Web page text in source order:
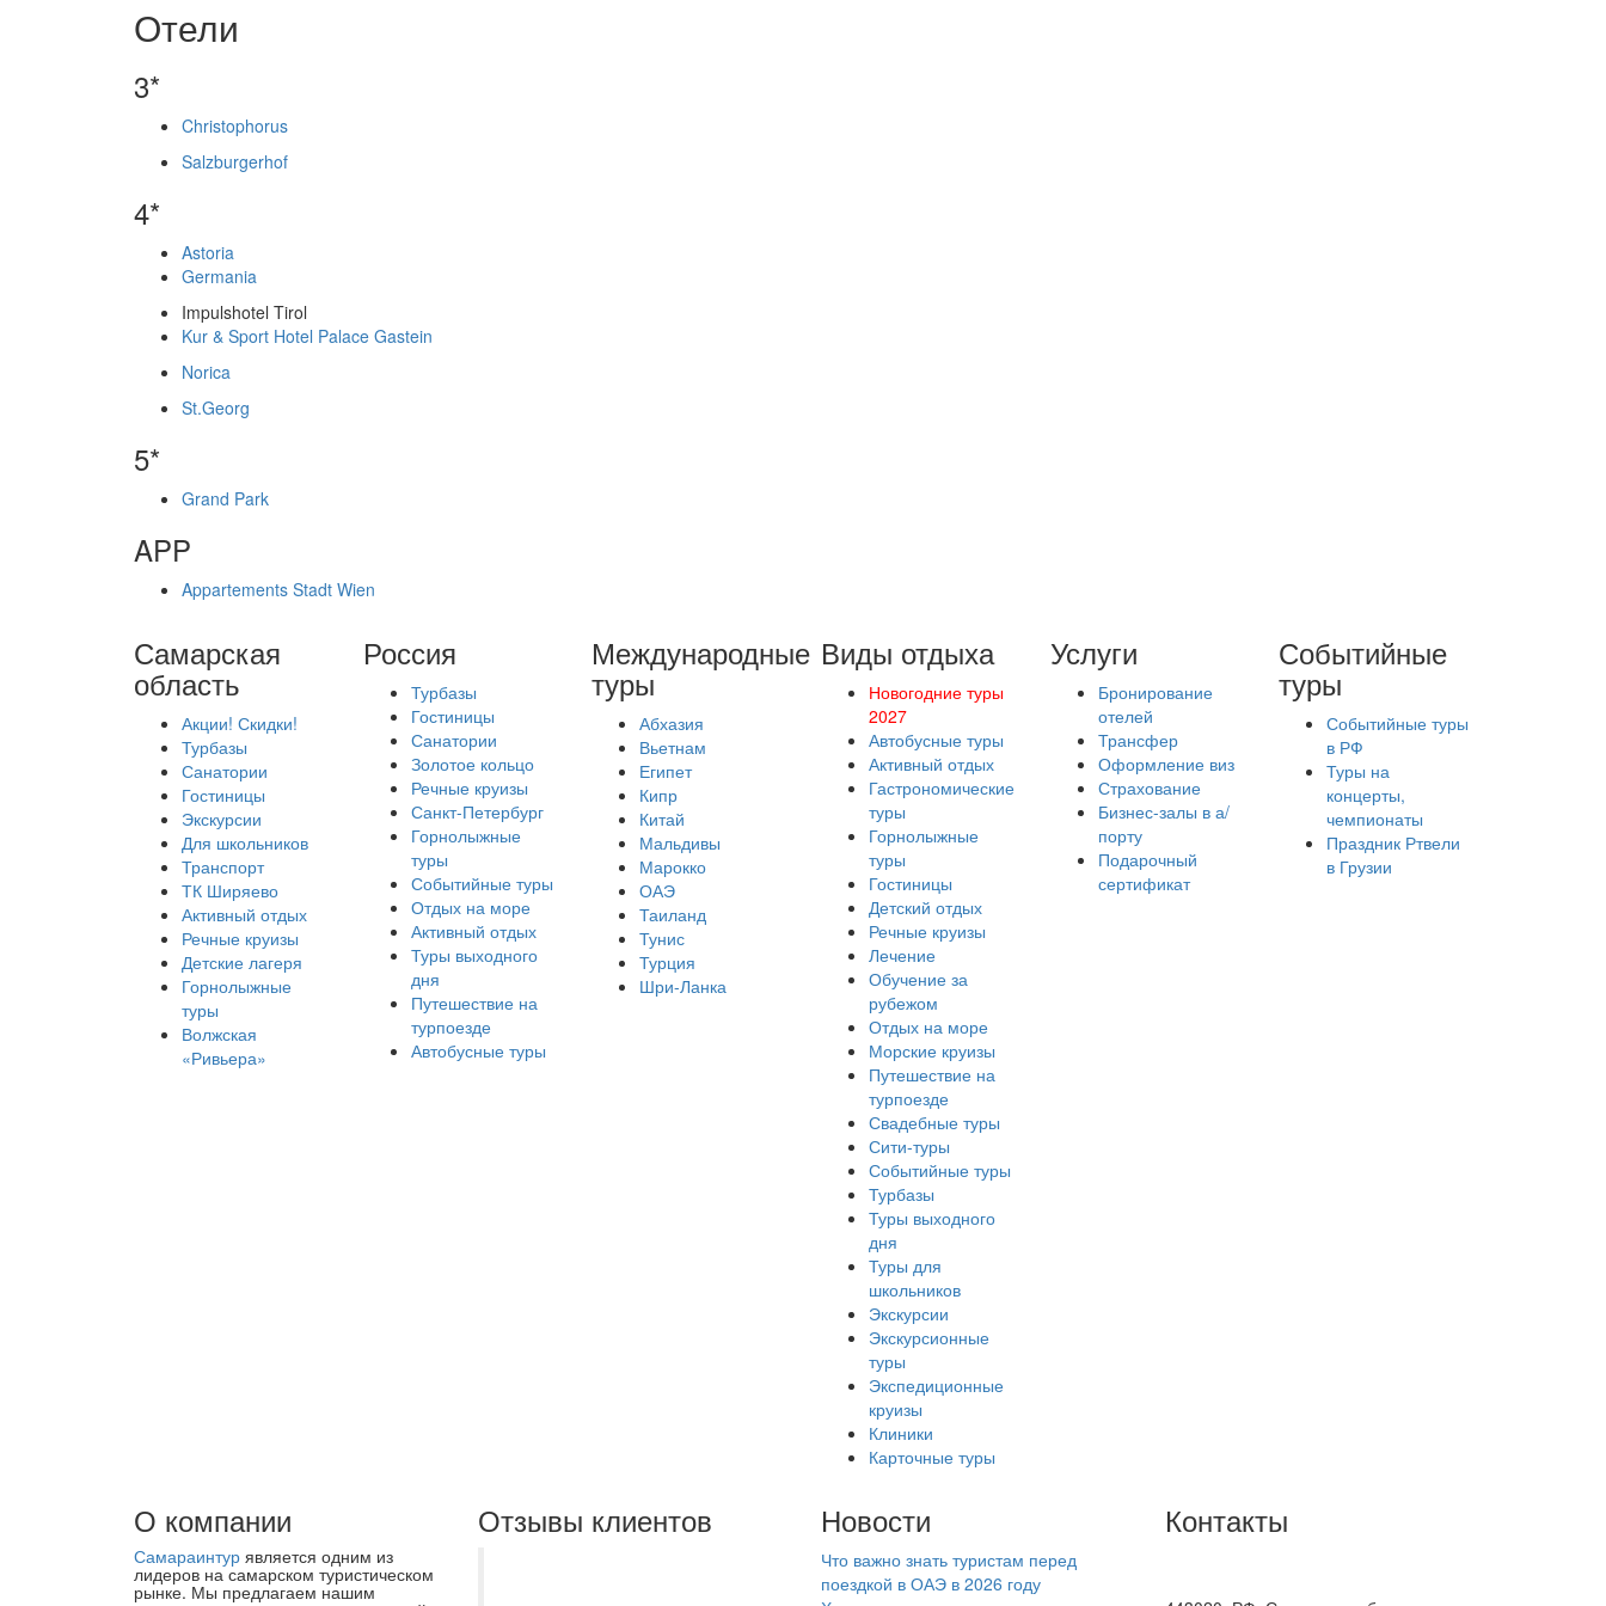
Отели
3*
Christophorus
Salzburgerhof
4*
Astoria
Germania
Impulshotel Tirol
Kur & Sport Hotel Palace Gastein
Norica
St.Georg
5*
Grand Park
APP
Appartements Stadt Wien
Самарская
область
Акции! Скидки!
Турбазы
Санатории
Гостиницы
Экскурсии
Для школьников
Транспорт
ТК Ширяево
Активный отдых
Речные круизы
Детские лагеря
Горнолыжные
туры
Волжская
«Ривьера»
Россия
Турбазы
Гостиницы
Санатории
Золотое кольцо
Речные круизы
Санкт-Петербург
Горнолыжные
туры
Событийные туры
Отдых на море
Активный отдых
Туры выходного
дня
Путешествие на
турпоезде
Автобусные туры
Международные
туры
Абхазия
Вьетнам
Египет
Кипр
Китай
Мальдивы
Марокко
ОАЭ
Таиланд
Тунис
Турция
Шри-Ланка
Виды отдыха
Новогодние туры
2027
Автобусные туры
Активный отдых
Гастрономические
туры
Горнолыжные
туры
Гостиницы
Детский отдых
Речные круизы
Лечение
Обучение за
рубежом
Отдых на море
Морские круизы
Путешествие на
турпоезде
Свадебные туры
Сити-туры
Событийные туры
Турбазы
Туры выходного
дня
Туры для
школьников
Экскурсии
Экскурсионные
туры
Экспедиционные
круизы
Клиники
Карточные туры
Услуги
Бронирование
отелей
Трансфер
Оформление виз
Страхование
Бизнес-залы в а/
порту
Подарочный
сертификат
Событийные
туры
Событийные туры
в РФ
Туры на
концерты,
чемпионаты
Праздник Ртвели
в Грузии
О компании
Самараинтур является одним из
лидеров на самарском туристическом
рынке. Мы предлагаем нашим
Отзывы клиентов Новости
Что важно знать туристам перед
поездкой в ОАЭ в 2026 году
Контакты